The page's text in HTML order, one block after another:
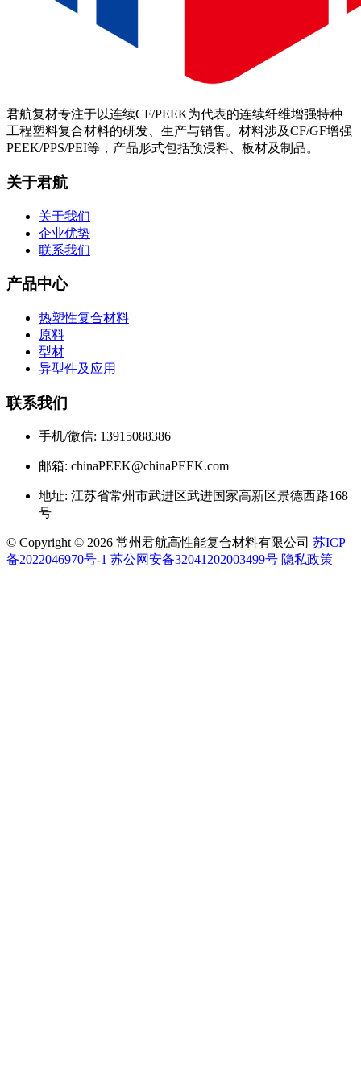
君航复材专注于以连续CF/PEEK为代表的连续纤维增强特种
工程塑料复合材料的研发、生产与销售。材料涉及CF/GF增强
PEEK/PPS/PEI等，产品形式包括预浸料、板材及制品。
关于君航
关于我们
企业优势
联系我们
产品中心
热塑性复合材料
原料
型材
异型件及应用
联系我们
手机/微信: 13915088386
邮箱: chinaPEEK@chinaPEEK.com
地址: 江苏省常州市武进区武进国家高新区景德西路168
号
© Copyright © 2026 常州君航高性能复合材料有限公司 苏ICP
备2022046970号-1 苏公网安备32041202003499号 隐私政策